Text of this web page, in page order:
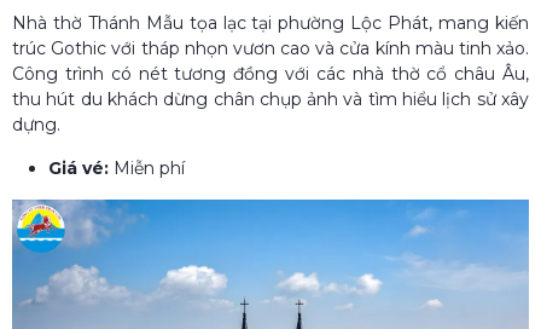
Nhà thờ Thánh Mẫu tọa lạc tại phường Lộc Phát, mang kiến
trúc Gothic với tháp nhọn vươn cao và cửa kính màu tinh xảo.
Công trình có nét tương đồng với các nhà thờ cổ châu Âu,
thu hút du khách dừng chân chụp ảnh và tìm hiểu lịch sử xây
dựng.
Giá vé: Miễn phí